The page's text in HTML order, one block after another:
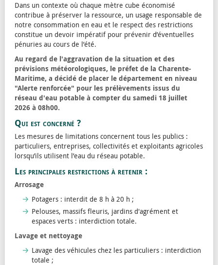
Dans un contexte où chaque mètre cube économisé
contribue à préserver la ressource, un usage responsable de
notre consommation en eau et le respect des restrictions
constitue un devoir impératif pour prévenir d’éventuelles
pénuries au cours de l’été.
Au regard de l'aggravation de la situation et des
prévisions météorologiques, le préfet de la Charente-
Maritime, a décidé de placer le département en niveau
"Alerte renforcée" pour les prélèvements issus du
réseau d'eau potable à compter du samedi 18 juillet
2026 à 08h00.
Qui est concerné ?
Les mesures de limitations concernent tous les publics :
particuliers, entreprises, collectivités et exploitants agricoles
lorsqu’ils utilisent l’eau du réseau potable.
Les principales restrictions à retenir :
Arrosage
Potagers : interdit de 8 h à 20 h ;
Pelouses, massifs fleuris, jardins d'agrément et
espaces verts : interdiction totale.
Lavage et nettoyage
Lavage des véhicules chez les particuliers : interdiction
totale ;